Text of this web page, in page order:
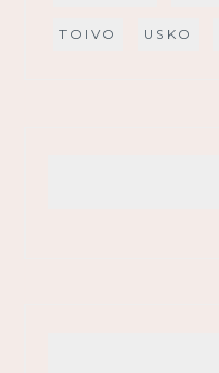
TOIVO USKO